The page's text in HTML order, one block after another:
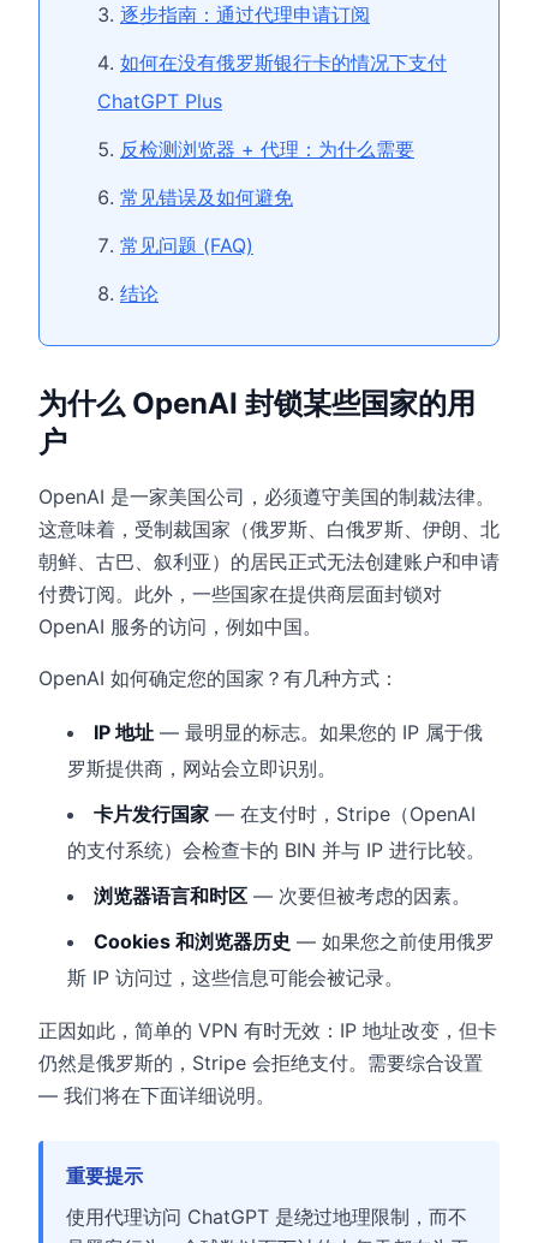
逐步指南：通过代理申请订阅
如何在没有俄罗斯银行卡的情况下支付
ChatGPT Plus
反检测浏览器 + 代理：为什么需要
常见错误及如何避免
常见问题 (FAQ)
结论
为什么 OpenAI 封锁某些国家的用
户
OpenAI 是一家美国公司，必须遵守美国的制裁法律。
这意味着，受制裁国家（俄罗斯、白俄罗斯、伊朗、北
朝鲜、古巴、叙利亚）的居民正式无法创建账户和申请
付费订阅。此外，一些国家在提供商层面封锁对
OpenAI 服务的访问，例如中国。
OpenAI 如何确定您的国家？有几种方式：
IP 地址 — 最明显的标志。如果您的 IP 属于俄
罗斯提供商，网站会立即识别。
卡片发行国家 — 在支付时，Stripe（OpenAI
的支付系统）会检查卡的 BIN 并与 IP 进行比较。
浏览器语言和时区 — 次要但被考虑的因素。
Cookies 和浏览器历史 — 如果您之前使用俄罗
斯 IP 访问过，这些信息可能会被记录。
正因如此，简单的 VPN 有时无效：IP 地址改变，但卡
仍然是俄罗斯的，Stripe 会拒绝支付。需要综合设置
— 我们将在下面详细说明。
重要提示
使用代理访问 ChatGPT 是绕过地理限制，而不